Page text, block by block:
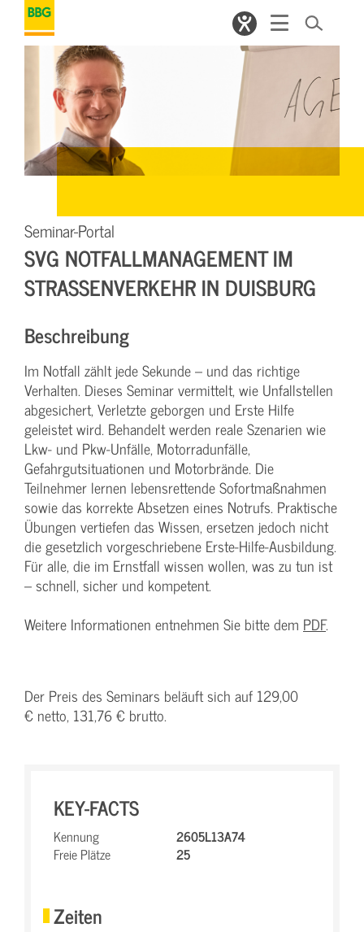
Seminar-Portal
SVG NOTFALLMANAGEMENT IM
STRASSENVERKEHR IN DUISBURG
Beschreibung
Im Notfall zählt jede Sekunde – und das richtige
Verhalten. Dieses Seminar vermittelt, wie Unfallstellen
abgesichert, Verletzte geborgen und Erste Hilfe
geleistet wird. Behandelt werden reale Szenarien wie
Lkw- und Pkw-Unfälle, Motorradunfälle,
Gefahrgutsituationen und Motorbrände. Die
Teilnehmer lernen lebensrettende Sofortmaßnahmen
sowie das korrekte Absetzen eines Notrufs. Praktische
Übungen vertiefen das Wissen, ersetzen jedoch nicht
die gesetzlich vorgeschriebene Erste-Hilfe-Ausbildung.
Für alle, die im Ernstfall wissen wollen, was zu tun ist
– schnell, sicher und kompetent.
Weitere Informationen entnehmen Sie bitte dem PDF.
Der Preis des Seminars beläuft sich auf 129,00
€ netto, 131,76 € brutto.
KEY-FACTS
Kennung
2605L13A74
Freie Plätze
25
Zeiten